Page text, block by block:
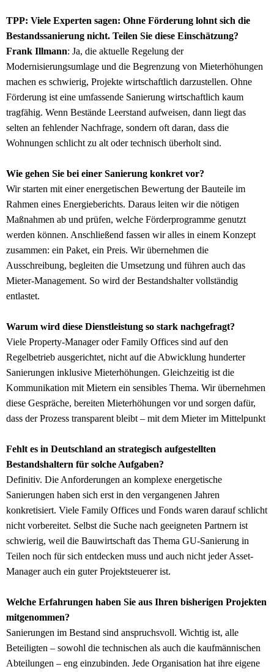
TPP: Viele Experten sagen: Ohne Förderung lohnt sich die
Bestandssanierung nicht. Teilen Sie diese Einschätzung?
Frank Illmann: Ja, die aktuelle Regelung der
Modernisierungsumlage und die Begrenzung von Mieterhöhungen
machen es schwierig, Projekte wirtschaftlich darzustellen. Ohne
Förderung ist eine umfassende Sanierung wirtschaftlich kaum
tragfähig. Wenn Bestände Leerstand aufweisen, dann liegt das
selten an fehlender Nachfrage, sondern oft daran, dass die
Wohnungen schlicht zu alt oder technisch überholt sind.
Wie gehen Sie bei einer Sanierung konkret vor?
Wir starten mit einer energetischen Bewertung der Bauteile im
Rahmen eines Energieberichts. Daraus leiten wir die nötigen
Maßnahmen ab und prüfen, welche Förderprogramme genutzt
werden können. Anschließend fassen wir alles in einem Konzept
zusammen: ein Paket, ein Preis. Wir übernehmen die
Ausschreibung, begleiten die Umsetzung und führen auch das
Mieter-Management. So wird der Bestandshalter vollständig
entlastet.
Warum wird diese Dienstleistung so stark nachgefragt?
Viele Property-Manager oder Family Offices sind auf den
Regelbetrieb ausgerichtet, nicht auf die Abwicklung hunderter
Sanierungen inklusive Mieterhöhungen. Gleichzeitig ist die
Kommunikation mit Mietern ein sensibles Thema. Wir übernehmen
diese Gespräche, bereiten Mieterhöhungen vor und sorgen dafür,
dass der Prozess transparent bleibt – mit dem Mieter im Mittelpunkt
Fehlt es in Deutschland an strategisch aufgestellten
Bestandshaltern für solche Aufgaben?
Definitiv. Die Anforderungen an komplexe energetische
Sanierungen haben sich erst in den vergangenen Jahren
konkretisiert. Viele Family Offices und Fonds waren darauf schlicht
nicht vorbereitet. Selbst die Suche nach geeigneten Partnern ist
schwierig, weil die Bauwirtschaft das Thema GU-Sanierung in
Teilen noch für sich entdecken muss und auch nicht jeder Asset-
Manager auch ein guter Projektsteuerer ist.
Welche Erfahrungen haben Sie aus Ihren bisherigen Projekten
mitgenommen?
Sanierungen im Bestand sind anspruchsvoll. Wichtig ist, alle
Beteiligten – sowohl die technischen als auch die kaufmännischen
Abteilungen – eng einzubinden. Jede Organisation hat ihre eigene